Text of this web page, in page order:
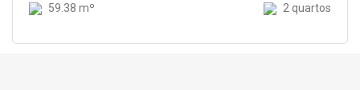
59.38 mº 2 quartos